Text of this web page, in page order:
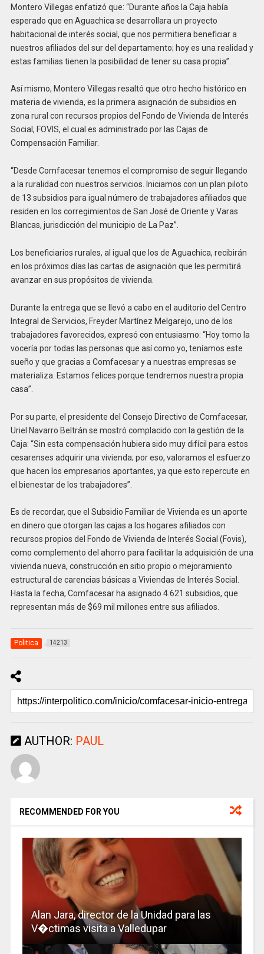
Montero Villegas enfatizó que: “Durante años la Caja había
esperado que en Aguachica se desarrollara un proyecto
habitacional de interés social, que nos permitiera beneficiar a
nuestros afiliados del sur del departamento; hoy es una realidad y
estas familias tienen la posibilidad de tener su casa propia”.
Así mismo, Montero Villegas resaltó que otro hecho histórico en
materia de vivienda, es la primera asignación de subsidios en
zona rural con recursos propios del Fondo de Vivienda de Interés
Social, FOVIS, el cual es administrado por las Cajas de
Compensación Familiar.
“Desde Comfacesar tenemos el compromiso de seguir llegando
a la ruralidad con nuestros servicios. Iniciamos con un plan piloto
de 13 subsidios para igual número de trabajadores afiliados que
residen en los corregimientos de San José de Oriente y Varas
Blancas, jurisdicción del municipio de La Paz”.
Los beneficiarios rurales, al igual que los de Aguachica, recibirán
en los próximos días las cartas de asignación que les permitirá
avanzar en sus propósitos de vivienda.
Durante la entrega que se llevó a cabo en el auditorio del Centro
Integral de Servicios, Freyder Martínez Melgarejo, uno de los
trabajadores favorecidos, expresó con entusiasmo: “Hoy tomo la
vocería por todas las personas que así como yo, teníamos este
sueño y que gracias a Comfacesar y a nuestras empresas se
materializa. Estamos felices porque tendremos nuestra propia
casa”.
Por su parte, el presidente del Consejo Directivo de Comfacesar,
Uriel Navarro Beltrán se mostró complacido con la gestión de la
Caja: “Sin esta compensación hubiera sido muy difícil para estos
cesarenses adquirir una vivienda; por eso, valoramos el esfuerzo
que hacen los empresarios aportantes, ya que esto repercute en
el bienestar de los trabajadores”.
Es de recordar, que el Subsidio Familiar de Vivienda es un aporte
en dinero que otorgan las cajas a los hogares afiliados con
recursos propios del Fondo de Vivienda de Interés Social (Fovis),
como complemento del ahorro para facilitar la adquisición de una
vivienda nueva, construcción en sitio propio o mejoramiento
estructural de carencias básicas a Viviendas de Interés Social.
Hasta la fecha, Comfacesar ha asignado 4.621 subsidios, que
representan más de $69 mil millones entre sus afiliados.
Politica 14213
AUTHOR: PAUL
RECOMMENDED FOR YOU
Alan Jara, director de la Unidad para las
V�ctimas visita a Valledupar